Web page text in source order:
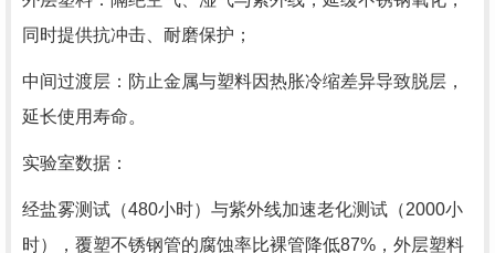
同时提供抗冲击、耐磨保护；
中间过渡层：防止金属与塑料因热胀冷缩差异导致脱层，
延长使用寿命。
实验室数据：
经盐雾测试（480小时）与紫外线加速老化测试（2000小
时），覆塑不锈钢管的腐蚀率比裸管降低87%，外层塑料